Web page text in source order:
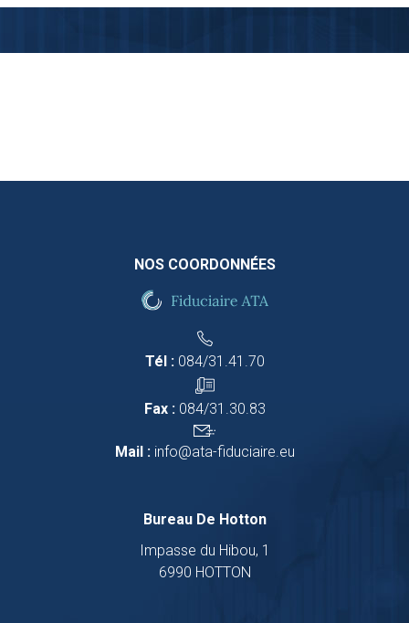
NOS COORDONNÉES
Tél : 084/31.41.70
Fax : 084/31.30.83
Mail : info@ata-fiduciaire.eu
Bureau De Hotton
Impasse du Hibou, 1
6990 HOTTON